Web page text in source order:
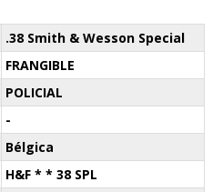
.38 Smith & Wesson Special
FRANGIBLE
POLICIAL
-
Bélgica
H&F * * 38 SPL